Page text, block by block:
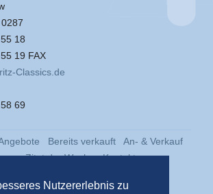
Nutzererlebnis zu
18
19 FAX
Classics.de
69
Bereits verkauft
An- & Verkauf
Zitat der Woche
Kontakt